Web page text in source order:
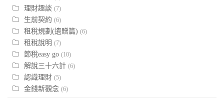
理財趣談 (7)
生前契約 (6)
租稅規劃(遺贈篇) (6)
租稅說明 (7)
節稅easy go (10)
解說三十六計 (6)
認識理財 (5)
金錢新觀念 (6)